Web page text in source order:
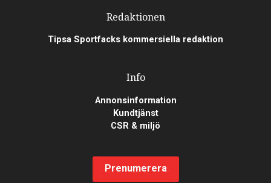
Redaktionen
Tipsa Sportfacks kommersiella redaktion
Info
Annonsinformation
Kundtjänst
CSR & miljö
Prenumerera